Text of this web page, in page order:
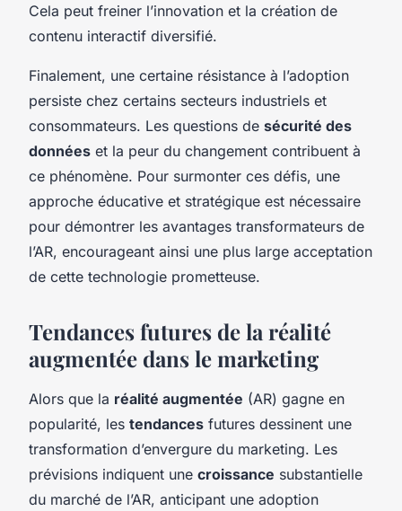
Cela peut freiner l’innovation et la création de
contenu interactif diversifié.
Finalement, une certaine résistance à l’adoption
persiste chez certains secteurs industriels et
consommateurs. Les questions de sécurité des
données et la peur du changement contribuent à
ce phénomène. Pour surmonter ces défis, une
approche éducative et stratégique est nécessaire
pour démontrer les avantages transformateurs de
l’AR, encourageant ainsi une plus large acceptation
de cette technologie prometteuse.
Tendances futures de la réalité
augmentée dans le marketing
Alors que la réalité augmentée (AR) gagne en
popularité, les tendances futures dessinent une
transformation d’envergure du marketing. Les
prévisions indiquent une croissance substantielle
du marché de l’AR, anticipant une adoption